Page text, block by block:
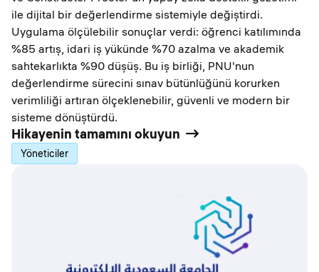
ile dijital bir değerlendirme sistemiyle değiştirdi.
Uygulama ölçülebilir sonuçlar verdi: öğrenci katılımında
%85 artış, idari iş yükünde %70 azalma ve akademik
sahtekarlıkta %90 düşüş. Bu iş birliği, PNU'nun
değerlendirme sürecini sınav bütünlüğünü korurken
verimliliği artıran ölçeklenebilir, güvenli ve modern bir
sisteme dönüştürdü.
Hikayenin tamamını okuyun
Yöneticiler